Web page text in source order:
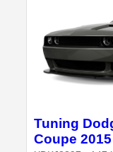
Tuning
Coupe 2015